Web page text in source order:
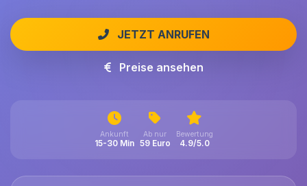
JETZT ANRUFEN
Preise ansehen
Ankunft
15-30 Min
Ab nur
59 Euro
Bewertung
4.9/5.0